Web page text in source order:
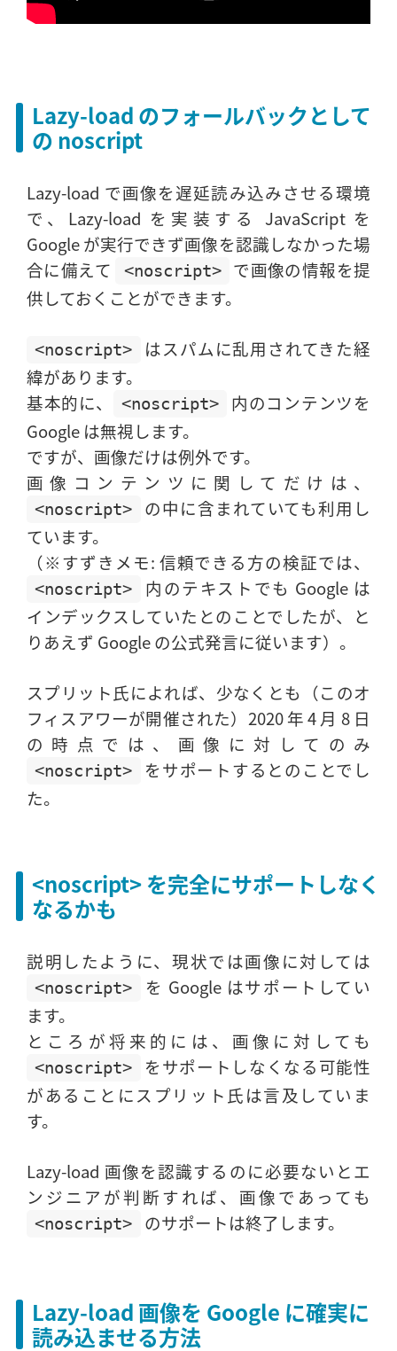
Lazy-load のフォールバックとして
の noscript
Lazy-load で画像を遅延読み込みさせる環境
で、Lazy-load を実装する JavaScript を
Google が実行できず画像を認識しなかった場
合に備えて
<noscript>
で画像の情報を提
供しておくことができます。
<noscript>
はスパムに乱用されてきた経
緯があります。
基本的に、
<noscript>
内のコンテンツを
Google は無視します。
ですが、画像だけは例外です。
画像コンテンツに関してだけは、
<noscript>
の中に含まれていても利用し
ています。
（※すずきメモ: 信頼できる方の検証では、
<noscript>
内のテキストでも Google は
インデックスしていたとのことでしたが、と
りあえず Google の公式発言に従います）。
スプリット氏によれば、少なくとも（このオ
フィスアワーが開催された）2020 年 4 月 8 日
の時点では、画像に対してのみ
<noscript>
をサポートするとのことでし
た。
<noscript> を完全にサポートしなく
なるかも
説明したように、現状では画像に対しては
<noscript>
を Google はサポートしてい
ます。
ところが将来的には、画像に対しても
<noscript>
をサポートしなくなる可能性
があることにスプリット氏は言及していま
す。
Lazy-load 画像を認識するのに必要ないとエ
ンジニアが判断すれば、画像であっても
<noscript> のサポートは終了します。
Lazy-load 画像を Google に確実に
読み込ませる方法